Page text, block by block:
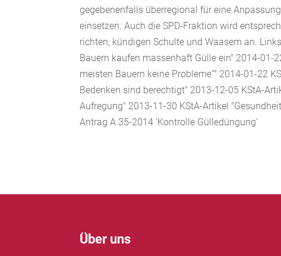
gegebenenfalls überregional für eine
einsetzen. Auch die SPD-Fraktion wird
richten, kündigen Schulte und Waasem an.
Bauern kaufen massenhaft Gülle ein" 2014-01-
meisten Bauern keine Probleme“" 2014-01-22
Bedenken sind berechtigt" 2013-12-05 KStA-
Aufregung" 2013-11-30 KStA-Artikel
Antrag A 35-2014 'Kontrolle Gülledüngung'
Über uns